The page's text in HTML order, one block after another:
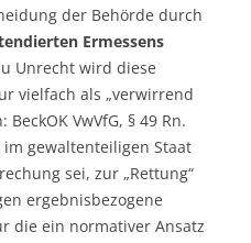
der Behörde durch
Ermessens
Unrecht wird diese
vielfach als „verwirrend
VwVfG, § 49 Rn.
gewaltenteiligen Staat
sei, zur „Rettung“
ergebnisbezogene
die ein normativer Ansatz